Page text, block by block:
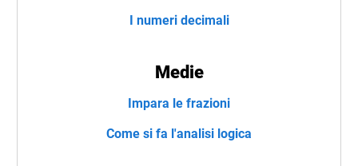
I numeri decimali
Medie
Impara le frazioni
Come si fa l'analisi logica